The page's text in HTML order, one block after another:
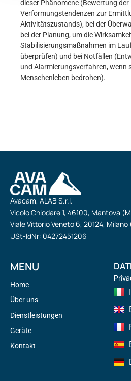
dieser Phänomene (Bewertung der
Verformungstendenzen zur
Aktivitätszustands), bei der
bei der Planung, um die
Stabilisierungsmaßnahmen im
überprüfen) und bei Notfällen
und Alarmierungsverfahren, wenn
Menschenleben bedrohen).
Avacam, ALAB S.r.l.
Vicolo Chiodare 1, 46100, Mantova
Viale Vittorio Veneto 6, 20124, Milano
USt-IdNr: 04272451206
MENU
Home
Über uns
Dienstleistungen
Geräte
Kontakt